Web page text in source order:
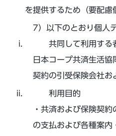
を提供するため（要配慮
以下のとおり個人
共同して利用する
日本コープ共済生活
契約の引受保険会社お
利用目的
・共済および保険契
の支払および各種案内